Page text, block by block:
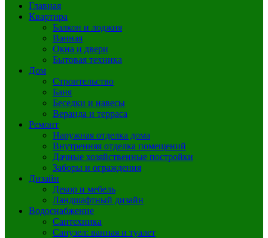
Главная
Квартира
Балкон и лоджия
Ванная
Окна и двери
Бытовая техника
Дом
Строительство
Баня
Беседки и навесы
Веранда и терраса
Ремонт
Наружная отделка дома
Внутренняя отделка помещений
Дачные хозяйственные постройки
Заборы и ограждения
Дизайн
Декор и мебель
Ландшафтный дизайн
Водоснабжение
Сантехника
Санузел: ванная и туалет